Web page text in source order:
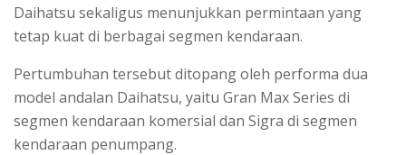
Daihatsu sekaligus menunjukkan permintaan yang
tetap kuat di berbagai segmen kendaraan.
Pertumbuhan tersebut ditopang oleh performa dua
model andalan Daihatsu, yaitu Gran Max Series di
segmen kendaraan komersial dan Sigra di segmen
kendaraan penumpang.